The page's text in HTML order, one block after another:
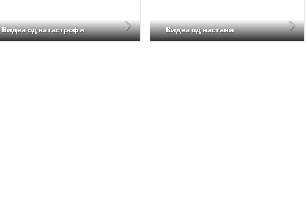
Видеа од катастрофи Видеа од настани